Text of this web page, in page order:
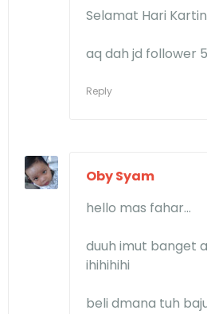
Selamat Hari
aq dah jd follower
Reply
Oby Syam
hello mas fahar...
duuh imut banget
ihihihihi
beli dmana tuh